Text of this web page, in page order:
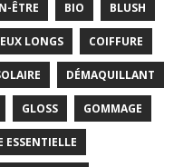
ÊTRE BIO BLUSH
LONGS COIFFURE
DÉMAQUILLANT
GLOSS GOMMAGE
ESSENTIELLE